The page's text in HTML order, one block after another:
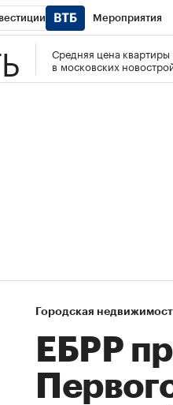
Мероприятия
управления РБК РБК
Средняя цена квартиры
в московских
Городская
ЕБРР